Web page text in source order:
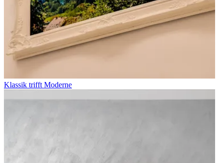
Klassik trifft Moderne